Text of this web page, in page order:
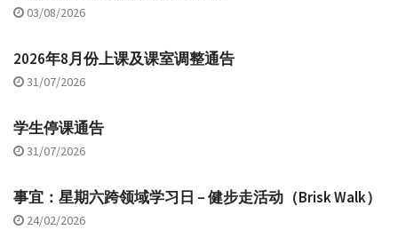
03/08/2026
2026年8月份上课及课室调整通告
31/07/2026
学生停课通告
31/07/2026
事宜：星期六跨领域学习日 – 健步走活动（Brisk Walk）
24/02/2026